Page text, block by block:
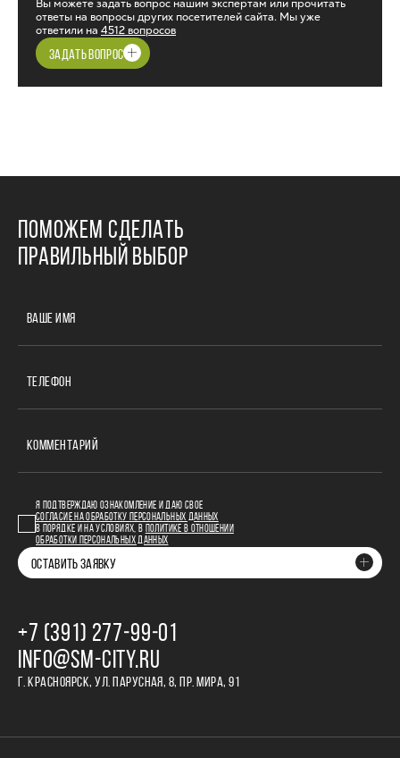
Вы можете задать вопрос нашим экспертам или прочитать
ответы на вопросы других посетителей сайта. Мы уже
ответили на 4512 вопросов
ЗАДАТЬ ВОПРОС
ПОМОЖЕМ СДЕЛАТЬ
ПРАВИЛЬНЫЙ ВЫБОР
ВАШЕ ИМЯ
ТЕЛЕФОН
КОММЕНТАРИЙ
Я ПОДТВЕРЖДАЮ ОЗНАКОМЛЕНИЕ И ДАЮ СВОЕ
СОГЛАСИЕ НА ОБРАБОТКУ ПЕРСОНАЛЬНЫХ ДАННЫХ
В ПОРЯДКЕ И НА УСЛОВИЯХ, В
ПОЛИТИКЕ В ОТНОШЕНИИ
ОБРАБОТКИ ПЕРСОНАЛЬНЫХ ДАННЫХ
ОСТАВИТЬ ЗАЯВКУ
+7 (391) 277‒99‒01
INFO@SM-CITY.RU
Г. КРАСНОЯРСК, УЛ. ПАРУСНАЯ, 8, ПР. МИРА, 91